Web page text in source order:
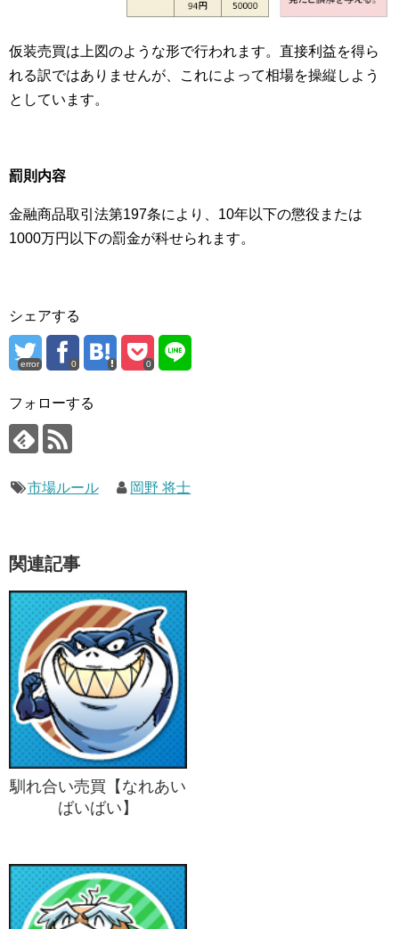
仮装売買は上図のような形で行われます。直接利益を得ら
れる訳ではありませんが、これによって相場を操縦しよう
としています。
罰則内容
金融商品取引法第197条により、10年以下の懲役または
1000万円以下の罰金が科せられます。
シェアする
error 0 0
フォローする
市場ルール 岡野 将士
関連記事
馴れ合い売買【なれあい
ばいばい】